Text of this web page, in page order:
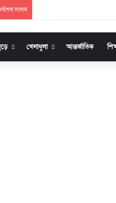
সংবাদ
খেলাধুলা আন্তর্জাতিক